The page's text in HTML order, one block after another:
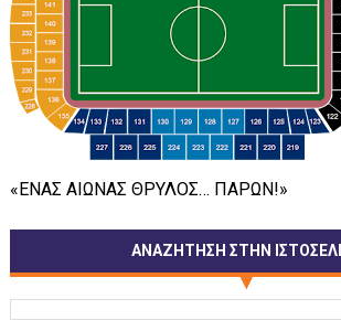
«ΕΝΑΣ ΑΙΩΝΑΣ ΘΡΥΛΟΣ… ΠΑΡΩΝ!»
ΑΝΑΖΗΤΗΣΗ ΣΤΗΝ